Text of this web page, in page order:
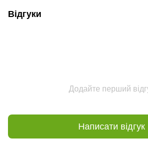
Відгуки
Додайте перший
Написати відгук